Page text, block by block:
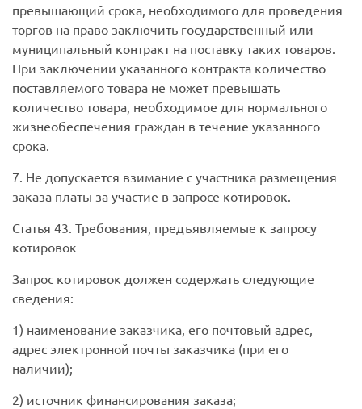
превышающий срока, необходимого для проведения
торгов на право заключить государственный или
муниципальный контракт на поставку таких товаров.
При заключении указанного контракта количество
поставляемого товара не может превышать
количество товара, необходимое для нормального
жизнеобеспечения граждан в течение указанного
срока.
7. Не допускается взимание с участника размещения
заказа платы за участие в запросе котировок.
Статья 43. Требования, предъявляемые к запросу
котировок
Запрос котировок должен содержать следующие
сведения:
1) наименование заказчика, его почтовый адрес,
адрес электронной почты заказчика (при его
наличии);
2) источник финансирования заказа;